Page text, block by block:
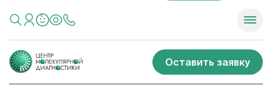
Оставить заявку